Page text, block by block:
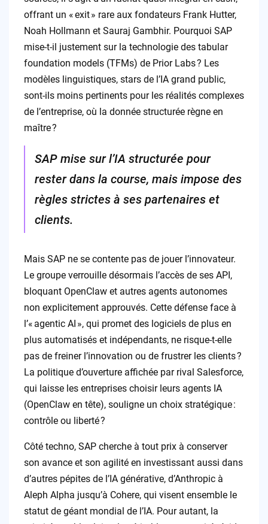
offrant un « exit » rare aux fondateurs Frank Hutter,
Noah Hollmann et Sauraj Gambhir. Pourquoi SAP
mise-t-il justement sur la technologie des tabular
foundation models (TFMs) de Prior Labs ? Les
modèles linguistiques, stars de l’IA grand public,
sont-ils moins pertinents pour les réalités complexes
de l’entreprise, où la donnée structurée règne en
maître ?
SAP mise sur l’IA structurée pour
rester dans la course, mais impose des
règles strictes à ses partenaires et
clients.
Mais SAP ne se contente pas de jouer l’innovateur.
Le groupe verrouille désormais l’accès de ses API,
bloquant OpenClaw et autres agents autonomes
non explicitement approuvés. Cette défense face à
l’« agentic AI », qui promet des logiciels de plus en
plus automatisés et indépendants, ne risque-t-elle
pas de freiner l’innovation ou de frustrer les clients ?
La politique d’ouverture affichée par rival Salesforce,
qui laisse les entreprises choisir leurs agents IA
(OpenClaw en tête), souligne un choix stratégique :
contrôle ou liberté ?
Côté techno, SAP cherche à tout prix à conserver
son avance et son agilité en investissant aussi dans
d’autres pépites de l’IA générative, d’Anthropic à
Aleph Alpha jusqu’à Cohere, qui visent ensemble le
statut de géant mondial de l’IA. Pour autant, la